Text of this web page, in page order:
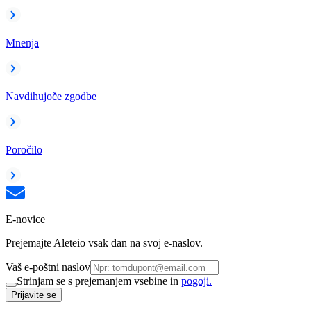
Mnenja
Navdihujoče zgodbe
Poročilo
E-novice
Prejemajte Aleteio vsak dan na svoj e-naslov.
Vaš e-poštni naslov
Strinjam se s prejemanjem vsebine in pogoji.
Prijavite se